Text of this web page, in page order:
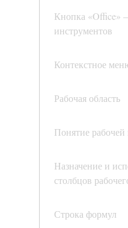
Кнопка «Office»
инструментов
Контекстное
Рабочая область
Понятие рабочей
Назначение и
столбцов
Строка формул